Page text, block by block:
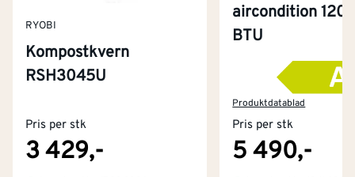
RYOBI
Kompostkvern
RSH3045U
Pris per stk
3 429,-
aircondition
BTU
Produktdatablad
Pris per stk
5 490,-
Kjøpsbetingelser
Tjenester
Byggevarehus og åpningstider